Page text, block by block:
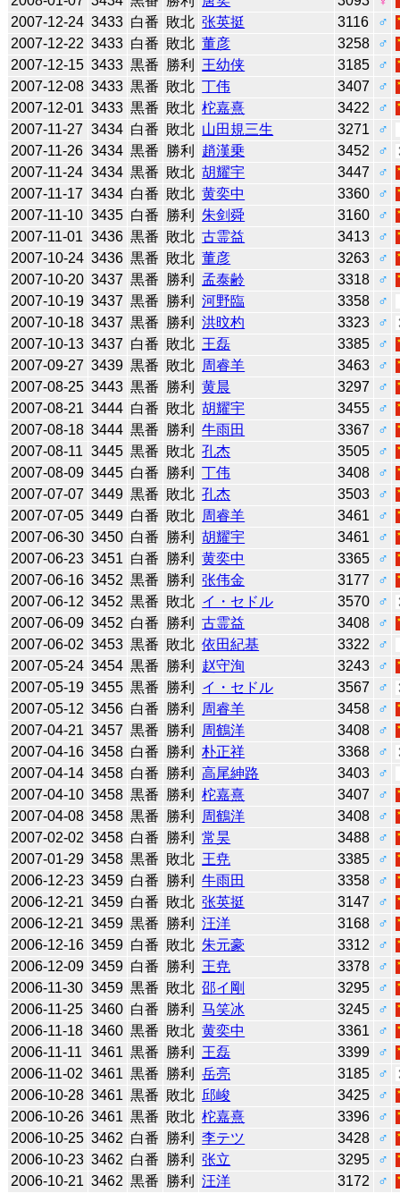
2007-12-24 3433 白番 敗北 张英挺 3116
♂
2007-12-22 3433 白番 敗北 董彦 3258
♂
2007-12-15 3433 黒番 勝利 王幼侠 3185
♂
2007-12-08 3433 黒番 敗北 丁伟 3407
♂
2007-12-01 3433 黒番 敗北 柁嘉熹 3422
♂
2007-11-27 3434 白番 敗北 山田規三生 3271
♂
2007-11-26 3434 黒番 勝利 趙漢乗 3452
♂
2007-11-24 3434 黒番 敗北 胡耀宇 3447
♂
2007-11-17 3434 白番 敗北 黄奕中 3360
♂
2007-11-10 3435 白番 勝利 朱剑舜 3160
♂
2007-11-01 3436 黒番 敗北 古霊益 3413
♂
2007-10-24 3436 黒番 敗北 董彦 3263
♂
2007-10-20 3437 黒番 勝利 孟泰齢 3318
♂
2007-10-19 3437 黒番 勝利 河野臨 3358
♂
2007-10-18 3437 黒番 勝利 洪旼杓 3323
♂
2007-10-13 3437 白番 敗北 王磊 3385
♂
2007-09-27 3439 黒番 敗北 周睿羊 3463
♂
2007-08-25 3443 黒番 勝利 黄晨 3297
♂
2007-08-21 3444 白番 敗北 胡耀宇 3455
♂
2007-08-18 3444 黒番 勝利 牛雨田 3367
♂
2007-08-11 3445 黒番 敗北 孔杰 3505
♂
2007-08-09 3445 白番 勝利 丁伟 3408
♂
2007-07-07 3449 黒番 敗北 孔杰 3503
♂
2007-07-05 3449 白番 敗北 周睿羊 3461
♂
2007-06-30 3450 白番 勝利 胡耀宇 3461
♂
2007-06-23 3451 白番 勝利 黄奕中 3365
♂
2007-06-16 3452 黒番 勝利 张伟金 3177
♂
2007-06-12 3452 黒番 敗北 イ・セドル 3570
♂
2007-06-09 3452 白番 勝利 古霊益 3408
♂
2007-06-02 3453 黒番 敗北 依田紀基 3322
♂
2007-05-24 3454 黒番 勝利 赵守洵 3243
♂
2007-05-19 3455 黒番 勝利 イ・セドル 3567
♂
2007-05-12 3456 白番 勝利 周睿羊 3458
♂
2007-04-21 3457 黒番 勝利 周鶴洋 3408
♂
2007-04-16 3458 白番 勝利 朴正祥 3368
♂
2007-04-14 3458 白番 勝利 高尾紳路 3403
♂
2007-04-10 3458 黒番 勝利 柁嘉熹 3407
♂
2007-04-08 3458 黒番 勝利 周鶴洋 3408
♂
2007-02-02 3458 白番 勝利 常昊 3488
♂
2007-01-29 3458 黒番 敗北 王尭 3385
♂
2006-12-23 3459 白番 勝利 牛雨田 3358
♂
2006-12-21 3459 白番 敗北 张英挺 3147
♂
2006-12-21 3459 黒番 勝利 汪洋 3168
♂
2006-12-16 3459 白番 敗北 朱元豪 3312
♂
2006-12-09 3459 白番 勝利 王尭 3378
♂
2006-11-30 3459 黒番 敗北 邵イ剛 3295
♂
2006-11-25 3460 白番 勝利 马笑冰 3245
♂
2006-11-18 3460 黒番 敗北 黄奕中 3361
♂
2006-11-11
3461 黒番 勝利 王磊 3399
♂
2006-11-02 3461 黒番 勝利 岳亮 3185
♂
2006-10-28 3461 黒番 敗北 邱峻 3425
♂
2006-10-26 3461 黒番 敗北 柁嘉熹 3396
♂
2006-10-25 3462 白番 勝利 李テツ 3428
♂
2006-10-23 3462 白番 勝利 张立 3295
♂
2006-10-21 3462 黒番 勝利 汪洋 3172
♂